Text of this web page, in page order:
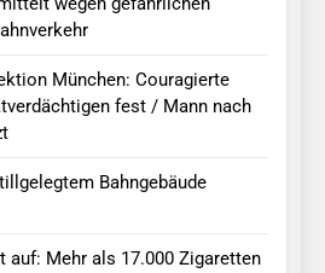
München: Couragierte
fest / Mann nach
Bahngebäude
auf: Mehr als 17.000 Zigaretten